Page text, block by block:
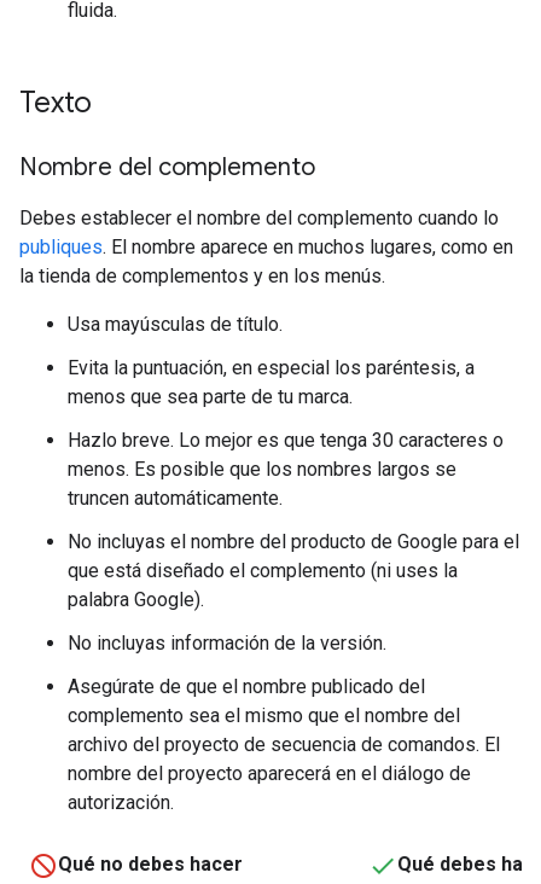
fluida.
Texto
Nombre del complemento
Debes establecer el nombre del complemento cuando lo
publiques. El nombre aparece en muchos lugares, como en
la tienda de complementos y en los menús.
Usa mayúsculas de título.
Evita la puntuación, en especial los paréntesis, a
menos que sea parte de tu marca.
Hazlo breve. Lo mejor es que tenga 30 caracteres o
menos. Es posible que los nombres largos se
truncen automáticamente.
No incluyas el nombre del producto de Google para el
que está diseñado el complemento (ni uses la
palabra Google).
No incluyas información de la versión.
Asegúrate de que el nombre publicado del
complemento sea el mismo que el nombre del
archivo del proyecto de secuencia de comandos. El
nombre del proyecto aparecerá en el diálogo de
autorización.
Qué no debes hacer Qué debes